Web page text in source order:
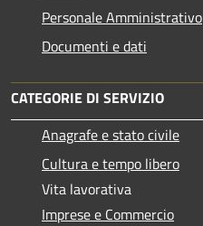
Personale Amministrativo
Documenti e dati
CATEGORIE DI SERVIZIO
Anagrafe e stato civile
Cultura e tempo libero
Vita lavorativa
Imprese e Commercio